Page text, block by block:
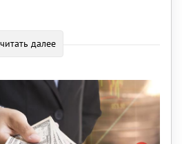
читать далее